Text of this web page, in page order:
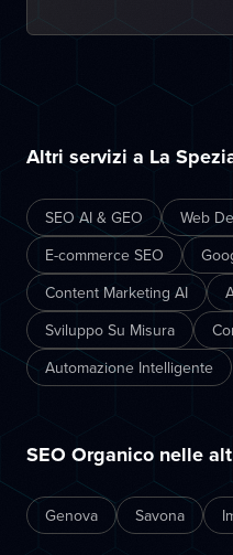
Altri servizi a La
SEO AI & GEO Web
E-commerce SEO
Content Marketing AI
Sviluppo Su Misura
Automazione Intelligente
SEO Organico nelle
Genova Savona